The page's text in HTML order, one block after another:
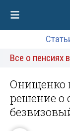
Все о пенсиях
Онищенко
решение о